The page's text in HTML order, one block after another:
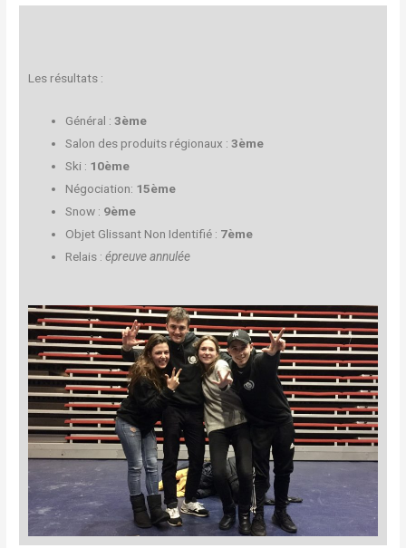
Les résultats :
Général :3ème
Salon des produits régionaux :3ème
Ski : 10ème
Négociation: 15ème
Snow : 9ème
Objet Glissant Non Identifié : 7ème
Relais :épreuve annulée